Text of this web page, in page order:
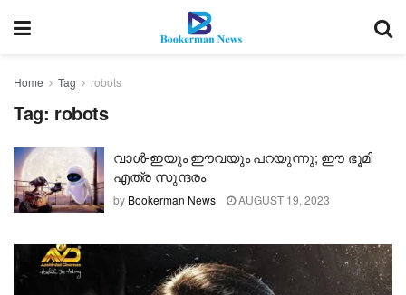
Home Tag robots
Tag: robots
വാള്‍-ഇയും ഈവയും പറയുന്നു; ഈ ഭൂമി
എത്ര സുന്ദരം
by Bookerman News AUGUST 19, 2023